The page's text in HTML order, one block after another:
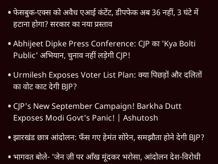
फेसबुक-एक्स को अवैध एआई कंटेंट, डीपफेक अब 36 नहीं, 3 घंटे में
हटाना होगा? सरकार का नया प्रस्ताव
Abhijeet Dipke Press Conference: CJP का 'Kya Bolti
Public' अभियान, चुनाव नहीं लड़ेगी CJP!
Urmilesh Exposes Voter List Plan: क्या पिछड़ों और दलितों
का वोट काट देगी BJP?
CJP's New September Campaign! Barkha Dutt
Exposes Modi Govt's Panic! | Ashutosh
झारखंड छात्र आंदोलन: फँस गए हेमंत सोरेन, समझौता होने देगी BJP?
भागवत बोले- 'जेन ज़ी पर आँख मूंदकर भरोसा, आंदोलन देश-विरोधी